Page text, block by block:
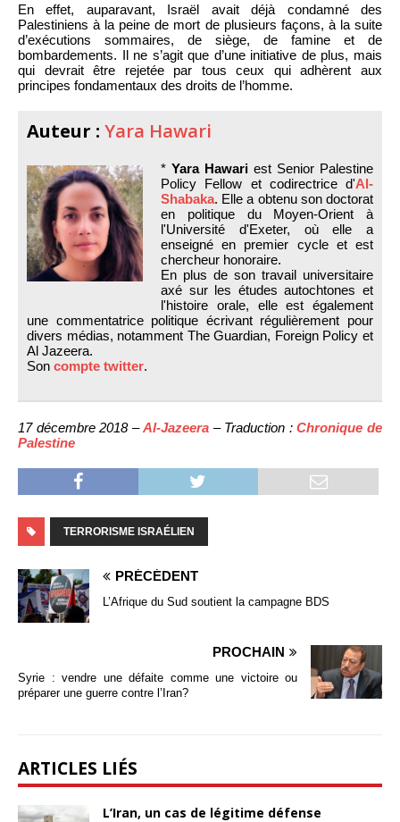
En effet, auparavant, Israël avait déjà condamné des
Palestiniens à la peine de mort de plusieurs façons, à la suite
d’exécutions sommaires, de siège, de famine et de
bombardements. Il ne s’agit que d’une initiative de plus, mais
qui devrait être rejetée par tous ceux qui adhèrent aux
principes fondamentaux des droits de l’homme.
Auteur : Yara Hawari
* Yara Hawari est Senior Palestine
Policy Fellow et codirectrice d'Al-
Shabaka. Elle a obtenu son doctorat
en politique du Moyen-Orient à
l'Université d'Exeter, où elle a
enseigné en premier cycle et est
chercheur honoraire.
En plus de son travail universitaire
axé sur les études autochtones et
l'histoire orale, elle est également
une commentatrice politique écrivant régulièrement pour
divers médias, notamment The Guardian, Foreign Policy et
Al Jazeera.
Son compte twitter.
17 décembre 2018 –Al-Jazeera – Traduction :Chronique de
Palestine
TERRORISME ISRAÉLIEN
PRÉCÉDENT
L’Afrique du Sud soutient la campagne BDS
PROCHAIN
Syrie : vendre une défaite comme une victoire ou
préparer une guerre contre l’Iran?
ARTICLES LIÉS
L’Iran, un cas de légitime défense